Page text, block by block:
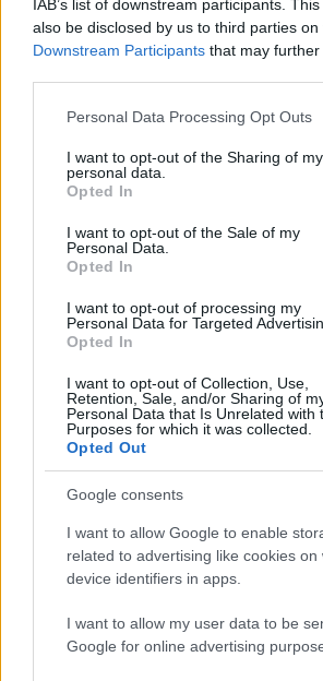
IAB’s list of downstream participants.
also be disclosed by us to third parties on
Downstream Participants that may
Please note that this website/app uses
not limited to your visit or usage
grant or deny consent to Google and its
use your data for below specified
consent section.
Personal Data Processing Opt Outs
I want to opt-out of the Sharing of my
personal data.
Opted In
I want to opt-out of the Sale of my
Personal Data.
Opted In
I want to opt-out of processing my
Personal Data for Targeted
Opted In
I want to opt-out of Collection, Use,
Retention, Sale, and/or Sharing of
Personal Data that Is Unrelated with
Purposes for which it was collected.
Opted Out
Google consents
I want to allow Google to enable
related to advertising like cookies on
device identifiers in apps.
I want to allow my user data to be
Google for online advertising
Nuevo giro en el caso
El ‘caso Yéremi Vargas’, el niño
CRÓNICA